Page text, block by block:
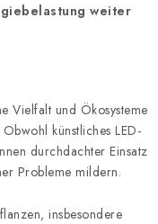
weiter
Vielfalt und Ökosysteme
künstliches LED-
durchdachter Einsatz
Probleme mildern.
insbesondere